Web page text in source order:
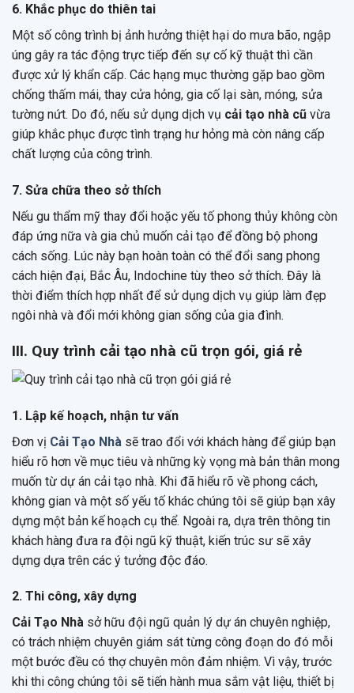
6. Khắc phục do thiên tai
Một số công trình bị ảnh hưởng thiệt hại do mưa bão, ngập
úng gây ra tác động trực tiếp đến sự cố kỹ thuật thì cần
được xử lý khẩn cấp. Các hạng mục thường gặp bao gồm
chống thấm mái, thay cửa hỏng, gia cố lại sàn, móng, sửa
tường nứt. Do đó, nếu sử dụng dịch vụ cải tạo nhà cũ vừa
giúp khắc phục được tình trạng hư hỏng mà còn nâng cấp
chất lượng của công trình.
7. Sửa chữa theo sở thích
Nếu gu thẩm mỹ thay đổi hoặc yếu tố phong thủy không còn
đáp ứng nữa và gia chủ muốn cải tạo để đồng bộ phong
cách sống. Lúc này bạn hoàn toàn có thể đổi sang phong
cách hiện đại, Bắc Âu, Indochine tùy theo sở thích. Đây là
thời điểm thích hợp nhất để sử dụng dịch vụ giúp làm đẹp
ngôi nhà và đổi mới không gian sống của gia đình.
III. Quy trình cải tạo nhà cũ trọn gói, giá rẻ
1. Lập kế hoạch, nhận tư vấn
Đơn vị Cải Tạo Nhà sẽ trao đổi với khách hàng để giúp bạn
hiểu rõ hơn về mục tiêu và những kỳ vọng mà bản thân mong
muốn từ dự án cải tạo nhà. Khi đã hiểu rõ về phong cách,
không gian và một số yếu tố khác chúng tôi sẽ giúp bạn xây
dựng một bản kế hoạch cụ thể. Ngoài ra, dựa trên thông tin
khách hàng đưa ra đội ngũ kỹ thuật, kiến trúc sư sẽ xây
dựng dựa trên các ý tưởng độc đáo.
2. Thi công, xây dựng
Cải Tạo Nhà sở hữu đội ngũ quản lý dự án chuyên nghiệp,
có trách nhiệm chuyên giám sát từng công đoạn do đó mỗi
một bước đều có thợ chuyên môn đảm nhiệm. Vì vậy, trước
khi thi công chúng tôi sẽ tiến hành mua sắm vật liệu, thiết bị